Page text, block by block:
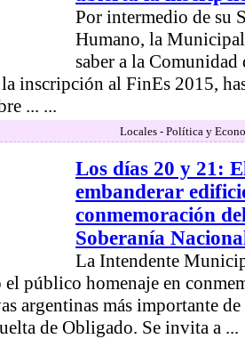
Por intermedio de su
Humano, la
saber a la Comunidad
inscripción al FinEs 2015,
... ...
Locales - Política y
Los días 20 y 21:
embanderar
conmemoración
Soberanía
La Intendente
el público homenaje en
argentinas más importante
de Obligado. Se invita a ...